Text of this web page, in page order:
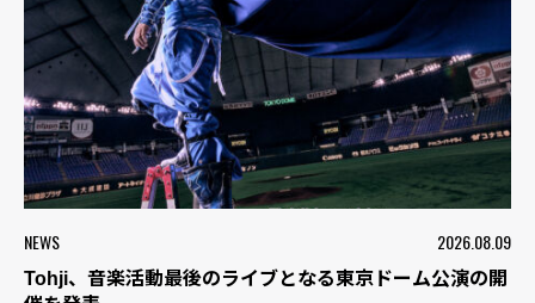
NEWS 2026.08.09
Tohji、音楽活動最後のライブとなる東京ドーム公演の開